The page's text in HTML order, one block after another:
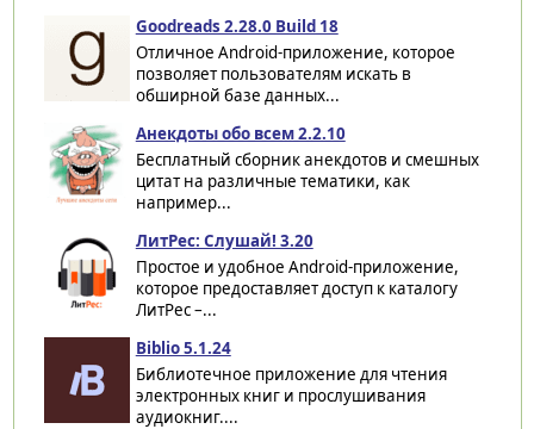
Goodreads 2.28.0 Build 18
Отличное Android-приложение, которое
позволяет пользователям искать в
обширной базе данных...
Анекдоты обо всем 2.2.10
Бесплатный сборник анекдотов и смешных
цитат на различные тематики, как
например...
ЛитРес: Слушай! 3.20
Простое и удобное Android-приложение,
которое предоставляет доступ к каталогу
ЛитРес –...
Biblio 5.1.24
Библиотечное приложение для чтения
электронных книг и прослушивания
аудиокниг....